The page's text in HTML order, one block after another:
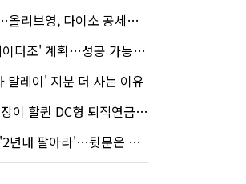
, 다이소 공세에 '가성비'로 맞불
' 계획…성공 가능성은 '글쎄'
말레이' 지분 더 사는 이유
DC형 퇴직연금…전문가 조언은
팔아라'…뒷문은 열었다